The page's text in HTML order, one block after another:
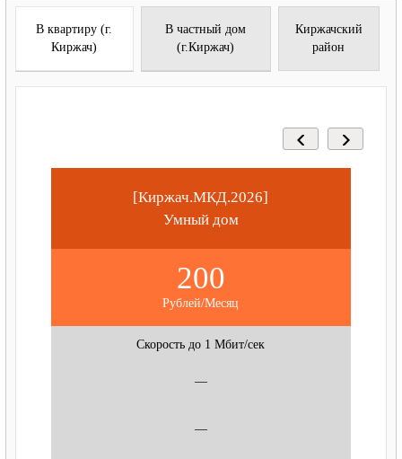
В квартиру (г.
Киржач)
В частный дом
(г.Киржач)
Киржачский
район
[Киржач.МКД.2026]
Умный дом
200
Рублей/Месяц
Скорость до 1 Мбит/сек
—
—